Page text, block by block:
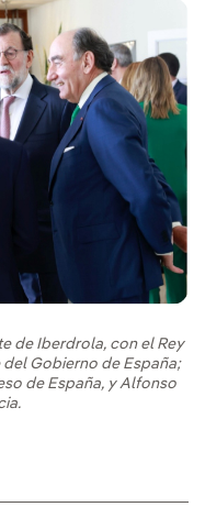
de Iberdrola, con el Rey
del Gobierno de España;
de España, y Alfonso